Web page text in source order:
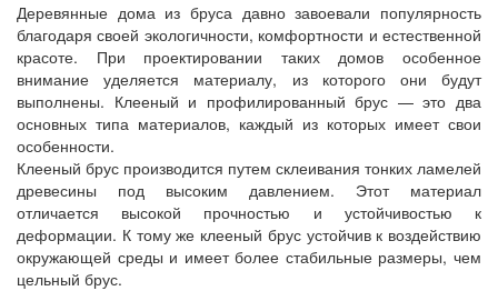
Деревянные дома из бруса давно завоевали популярность
благодаря своей экологичности, комфортности и естественной
красоте. При проектировании таких домов особенное
внимание уделяется материалу, из которого они будут
выполнены. Клееный и профилированный брус — это два
основных типа материалов, каждый из которых имеет свои
особенности.
Клееный брус производится путем склеивания тонких ламелей
древесины под высоким давлением. Этот материал
отличается высокой прочностью и устойчивостью к
деформации. К тому же клееный брус устойчив к воздействию
окружающей среды и имеет более стабильные размеры, чем
цельный брус.